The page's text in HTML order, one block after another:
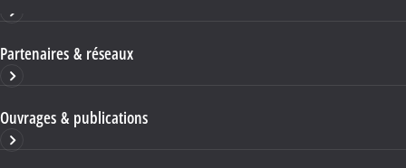
Partenaires & réseaux
Ouvrages & publications